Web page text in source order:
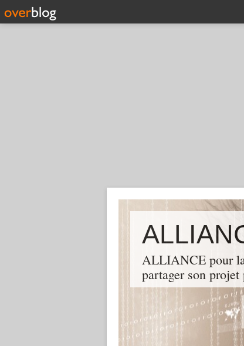
ALLIANCE pour
partager son